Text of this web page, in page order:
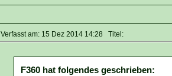
Verfasst am: 15 Dez 2014 14:28 Titel:
F360 hat folgendes geschrieben: